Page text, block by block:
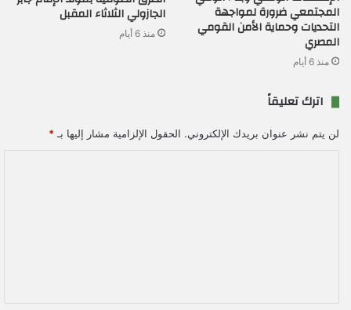
المجتمعي ضرورة لمواجهة
التحديات وحماية الأمن القومي
المصري
منذ 6 أيام
الجازولي الثلاثاء المقبل
منذ 6 أيام
اترك تعليقاً
لن يتم نشر عنوان بريدك الإلكتروني. الحقول الإلزامية مشار إليها بـ *
ق